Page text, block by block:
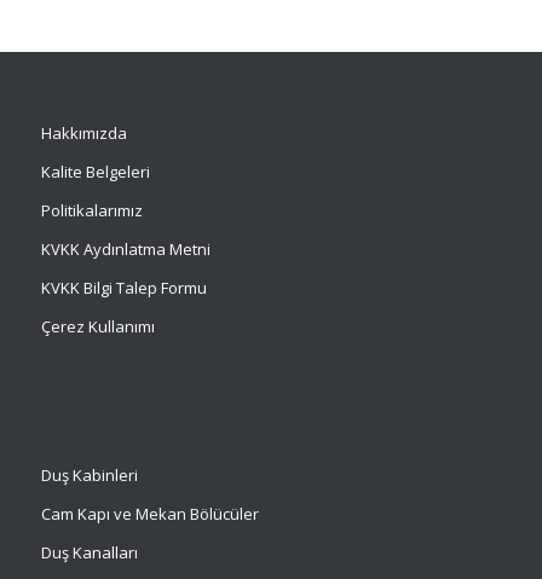
Hakkımızda
Kalite Belgeleri
Politikalarımız
KVKK Aydınlatma Metni
KVKK Bilgi Talep Formu
Çerez Kullanımı
Duş Kabinleri
Cam Kapı ve Mekan Bölücüler
Duş Kanalları